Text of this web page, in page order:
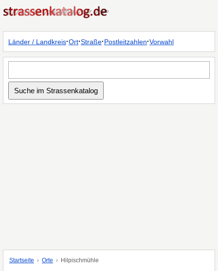
Länder / Landkreis·Ort·Straße·Postleitzahlen·Vorwahl
Startseite Orte Hilpischmühle